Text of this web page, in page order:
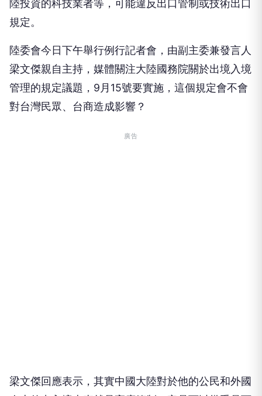
陸投資的科技業者等，可能違反出口管制或技術出口
規定。
陸委會今日下午舉行例行記者會，由副主委兼發言人
梁文傑親自主持，媒體關注大陸國務院關於出境入境
管理的規定議題，9月15號要實施，這個規定會不會
對台灣民眾、台商造成影響？
廣告
梁文傑回應表示，其實中國大陸對於他的公民和外國